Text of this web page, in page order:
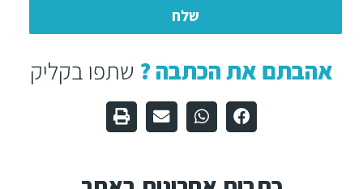
שלח
אהבתם את הכתבה ? שתפו בקליק